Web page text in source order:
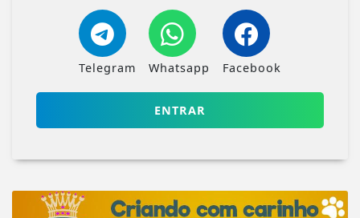
Telegram Whatsapp Facebook
ENTRAR